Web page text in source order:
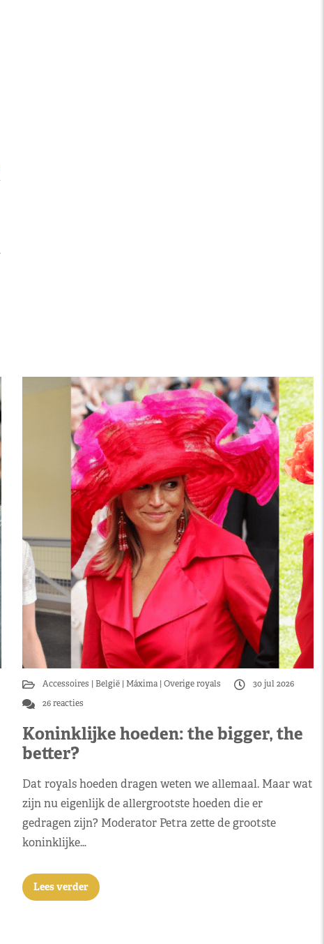
Accessoires België Máxima Overige royals
30 jul 2026
26 reacties
Koninklijke hoeden: the bigger, the
better?
Dat royals hoeden dragen weten we allemaal. Maar wat
zijn nu eigenlijk de allergrootste hoeden die er
gedragen zijn? Moderator Petra zette de grootste
koninklijke…
Lees verder